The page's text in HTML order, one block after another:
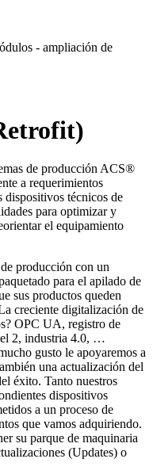
- ampliación de
de producción ACS®
a requerimientos
dispositivos técnicos de
para optimizar y
el equipamiento
producción con un
para el apilado de
sus productos queden
creciente digitalización de
OPC UA, registro de
2, industria 4.0, …
gusto le apoyaremos a
una actualización del
éxito. Tanto nuestros
dispositivos
a un proceso de
que vamos adquiriendo.
su parque de maquinaria
(Updates) o